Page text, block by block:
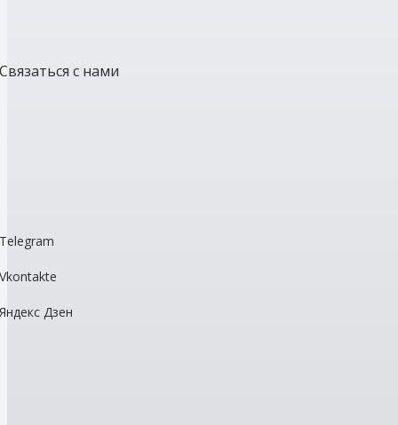
Связаться с нами
Telegram
Vkontakte
Яндекс Дзен